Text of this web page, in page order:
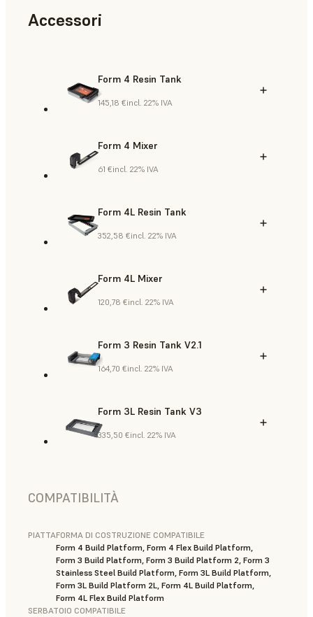
Accessori
Form 4 Resin Tank
145,18 €incl. 22% IVA
Form 4 Mixer
61 €incl. 22% IVA
Form 4L Resin Tank
352,58 €incl. 22% IVA
Form 4L Mixer
120,78 €incl. 22% IVA
Form 3 Resin Tank V2.1
164,70 €incl. 22% IVA
Form 3L Resin Tank V3
335,50 €incl. 22% IVA
COMPATIBILITÀ
PIATTAFORMA DI COSTRUZIONE COMPATIBILE
Form 4 Build Platform, Form 4 Flex Build Platform,
Form 3 Build Platform, Form 3 Build Platform 2, Form 3
Stainless Steel Build Platform, Form 3L Build Platform,
Form 3L Build Platform 2L, Form 4L Build Platform,
Form 4L Flex Build Platform
SERBATOIO COMPATIBILE